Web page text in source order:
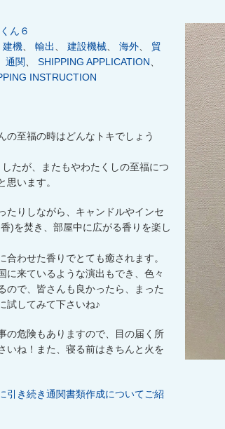
ん６
建機 輸出 建設機械 海外
貿
通関 SHIPPING APPLICATION
INSTRUCTION
の至福の時はどんなトキでしょう
たが、またもやわたくしの至福につ
思います。
たりしながら、キャンドルやインセ
)を焚き、部屋中に広がる香りを楽し
合わせた香りでとても癒されます。
に来ているような演出もでき、色々
ので、皆さんも良かったら、まった
試してみて下さいね♪
の危険もありますので、目の届く所
いね！また、寝る前はきちんと火を
引き続き通関書類作成についてご紹